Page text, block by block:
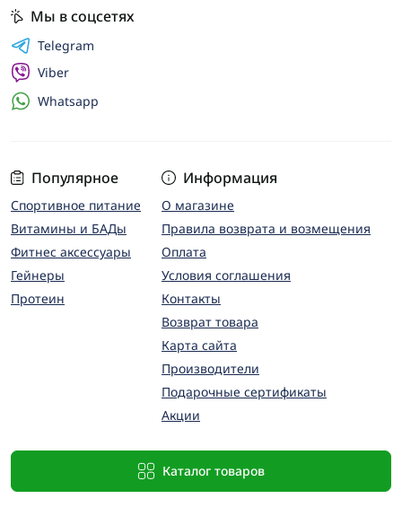
Популярное
Спортивное питание
Витамины и БАДы
Фитнес аксессуары
Гейнеры
Протеин
Информация
О магазине
Правила возврата и возмещения
Оплата
Условия соглашения
Контакты
Возврат товара
Карта сайта
Производители
Подарочные сертификаты
Акции
Каталог товаров
Мы в соцсетях
Telegram
Viber
Whatsapp